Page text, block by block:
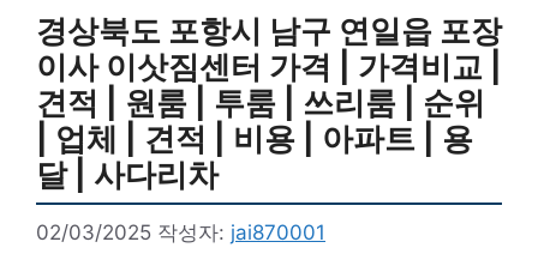
경상북도 포항시 남구 연일읍 포장
이사 이삿짐센터 가격 | 가격비교 |
견적 | 원룸 | 투룸 | 쓰리룸 | 순위
| 업체 | 견적 | 비용 | 아파트 | 용
달 | 사다리차
02/03/2025 작성자: jai870001